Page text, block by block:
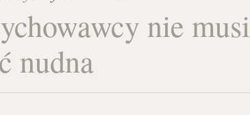
nie musi
nudna